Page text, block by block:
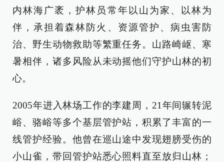
内林海广袤，护林员常年以山为家、以林为
伴，承担着森林防火、资源管护、病虫害防
治、野生动物救助等繁重任务。山路崎岖、寒
暑相伴，诸多风险从未动摇他们守护山林的初
心。
2005年进入林场工作的李建周，21年间辗转泥
峪、骆峪等多个基层管护站，积累了丰富的一
线管护经验。他曾在巡山途中发现翅膀受伤的
小山雀，带回管护站悉心照料直至放归山林；